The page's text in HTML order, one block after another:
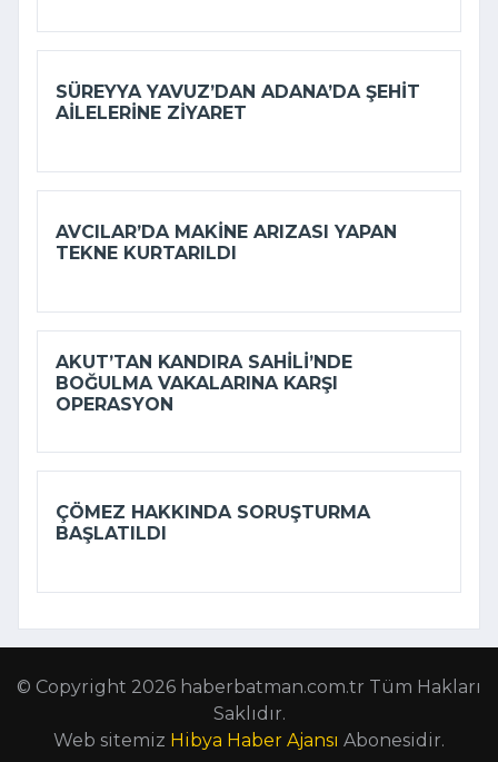
SÜREYYA YAVUZ’DAN ADANA’DA ŞEHIT
AILELERINE ZIYARET
AVCILAR’DA MAKINE ARIZASI YAPAN
TEKNE KURTARILDI
AKUT’TAN KANDIRA SAHILI’NDE
BOĞULMA VAKALARINA KARŞI
OPERASYON
ÇÖMEZ HAKKINDA SORUŞTURMA
BAŞLATILDI
© Copyright 2026 haberbatman.com.tr Tüm Hakları
Saklıdır.
Web sitemiz Hibya Haber Ajansı Abonesidir.